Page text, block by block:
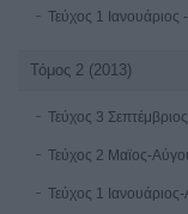
Τεύχος 1 Ιανουάριος
Τόμος 2 (2013)
Τεύχος 3
Τεύχος 2 Μαϊος-
Τεύχος 1